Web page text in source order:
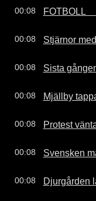
00:08 FOTBOLL
00:08 Stjärnor
00:08 Sista
00:08 Mjällby
00:08 Protest
00:08 Svensken
00:08 Djurgården